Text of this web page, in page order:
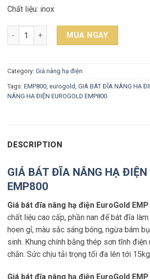
Chất liệu: inox
GIÁ BÁT ĐĨA NÂNG HẠ ĐIỆN EUROGOLD
MUA NGAY
Category: Giá nâng hạ điện
Tags: EMP800 eurogold GIÁ BÁT ĐĨA NÂNG HẠ
NÂNG HẠ ĐIỆN EUROGOLD EMP800
DESCRIPTION
GIÁ BÁT ĐĨA NÂNG HẠ ĐIỆN
EMP800
Giá bát đĩa nâng hạ điện EuroGold
chất liệu cao cấp, phần nan để bát đĩa
hoen gỉ, màu sắc sáng bóng, ngừa bám
sinh. Khung chính bằng thép sơn tĩnh điện
chắn. Sức chịu tải trọng tối đa lên tới
Giá bát đĩa nâng hạ điện EuroGold